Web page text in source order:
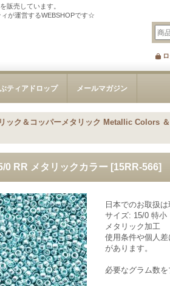
販売しています。
ィが運営するWEBSHOPです☆
ティアドロップ メールマガジン
ック＆コッパーメタリック Metallic Colors
0 RR メタリックカラー [15RR-566]
日本でのお取扱
サイズ: 15/0 特小
メタリック加工
使用条件や個人
があります。
必要なグラム数を